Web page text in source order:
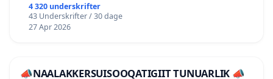
4 320 underskrifter
43 Underskrifter / 30 dage
27 Apr 2026
📣NAALAKKERSUISOOQATIGIIT TUNUARLIK 📣